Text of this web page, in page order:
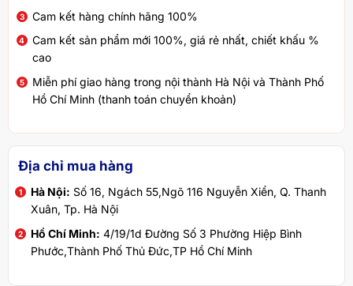
Cam kết hàng chính hãng 100%
Cam kết sản phẩm mới 100%, giá rẻ nhất, chiết khấu %
cao
Miễn phí giao hàng trong nội thành Hà Nội và Thành Phố
Hồ Chí Minh (thanh toán chuyển khoản)
Địa chỉ mua hàng
Hà Nội: Số 16, Ngách 55,Ngõ 116 Nguyễn Xiển, Q. Thanh
Xuân, Tp. Hà Nội
Hồ Chí Minh: 4/19/1d Đường Số 3 Phường Hiệp Bình
Phước,Thành Phố Thủ Đức,TP Hồ Chí Minh